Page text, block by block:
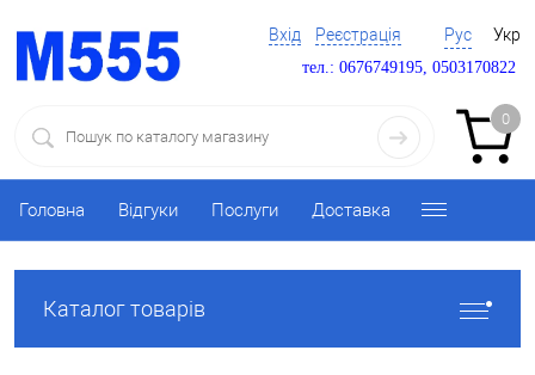
Вхід Реєстрація Рус Укр
тел.: 0676749195, 0503170822
0
Головна Відгуки Послуги Доставка
Каталог товарів